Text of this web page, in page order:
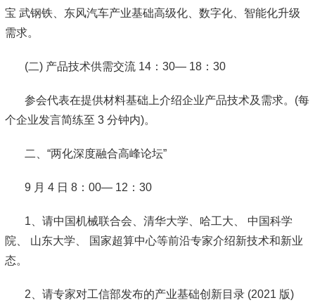
宝 武钢铁、东风汽车产业基础高级化、数字化、智能化升级
需求。
(二) 产品技术供需交流 14：30— 18：30
参会代表在提供材料基础上介绍企业产品技术及需求。(每
个企业发言简练至 3 分钟内)。
二、“两化深度融合高峰论坛”
9 月 4 日 8：00— 12：30
1、请中国机械联合会、清华大学、哈工大、 中国科学
院、 山东大学、 国家超算中心等前沿专家介绍新技术和新业
态。
2、请专家对工信部发布的产业基础创新目录 (2021 版)